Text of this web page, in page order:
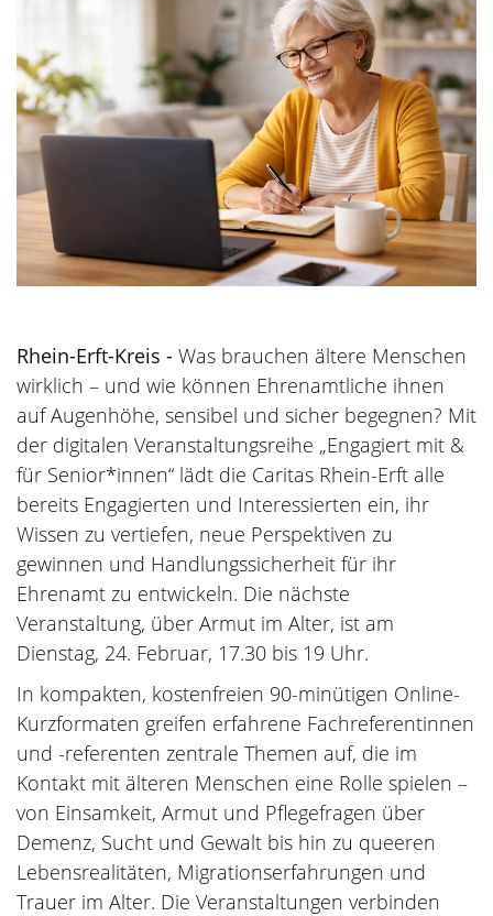
Rhein-Erft-Kreis - Was brauchen ältere Menschen
wirklich – und wie können Ehrenamtliche ihnen
auf Augenhöhe, sensibel und sicher begegnen? Mit
der digitalen Veranstaltungsreihe „Engagiert mit &
für Senior*innen“ lädt die Caritas Rhein-Erft alle
bereits Engagierten und Interessierten ein, ihr
Wissen zu vertiefen, neue Perspektiven zu
gewinnen und Handlungssicherheit für ihr
Ehrenamt zu entwickeln. Die nächste
Veranstaltung, über Armut im Alter, ist am
Dienstag, 24. Februar, 17.30 bis 19 Uhr.
In kompakten, kostenfreien 90-minütigen Online-
Kurzformaten greifen erfahrene Fachreferentinnen
und -referenten zentrale Themen auf, die im
Kontakt mit älteren Menschen eine Rolle spielen –
von Einsamkeit, Armut und Pflegefragen über
Demenz, Sucht und Gewalt bis hin zu queeren
Lebensrealitäten, Migrationserfahrungen und
Trauer im Alter. Die Veranstaltungen verbinden